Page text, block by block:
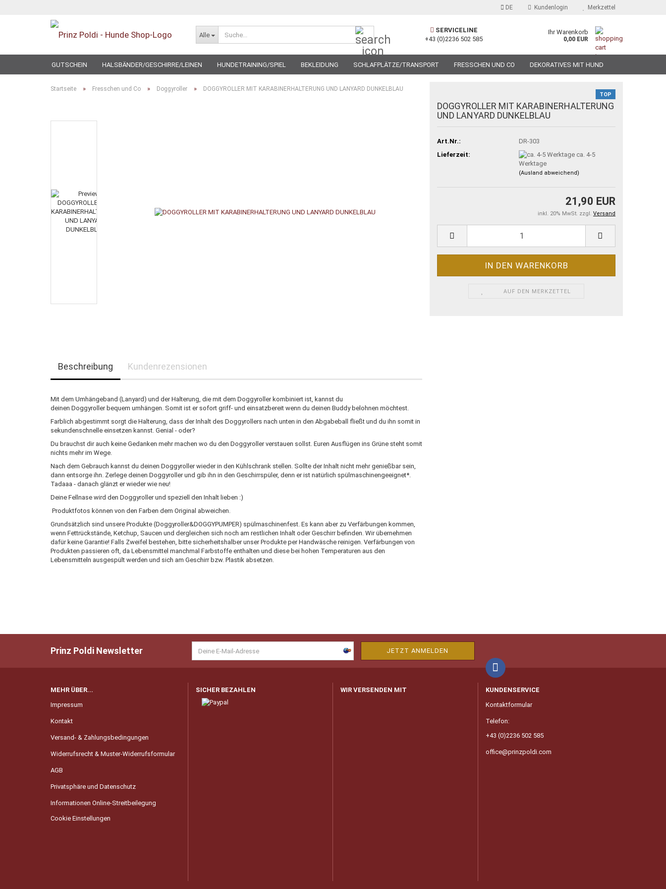
DE Kundenlogin Merkzettel
Alle
SERVICELINE
+43 (0)2236 502 585
Ihr Warenkorb
0,00 EUR
GUTSCHEIN HALSBÄNDER/GESCHIRRE/LEINEN HUNDETRAINING/SPIEL BEKLEIDUNG SCHLAFPLÄTZE/TRANSPORT FRESSCHEN UND CO DEKORATIVES MIT HUND
SPECIAL
Startseite » Fresschen und Co » Doggyroller » DOGGYROLLER MIT KARABINERHALTERUNG UND LANYARD DUNKELBLAU
TOP
DOGGYROLLER MIT KARABINERHALTERUNG
UND LANYARD DUNKELBLAU
Art.Nr.:
DR-303
Lieferzeit:
ca. 4-5
Werktage
(Ausland abweichend)
21,90 EUR
inkl. 20% MwSt. zzgl. Versand
AUF DEN MERKZETTEL
Beschreibung Kundenrezensionen
Mit dem Umhängeband (Lanyard) und der Halterung, die mit dem Doggyroller kombiniert ist, kannst du
deinen Doggyroller bequem umhängen. Somit ist er sofort griff- und einsatzbereit wenn du deinen Buddy belohnen möchtest.
Farblich abgestimmt sorgt die Halterung, dass der Inhalt des Doggyrollers nach unten in den Abgabeball fließt und du ihn somit in
sekundenschnelle einsetzen kannst. Genial - oder?
Du brauchst dir auch keine Gedanken mehr machen wo du den Doggyroller verstauen sollst. Euren Ausflügen ins Grüne steht somit
nichts mehr im Wege.
Nach dem Gebrauch kannst du deinen Doggyroller wieder in den Kühlschrank stellen. Sollte der Inhalt nicht mehr genießbar sein,
dann entsorge ihn. Zerlege deinen Doggyroller und gib ihn in den Geschirrspüler, denn er ist natürlich spülmaschinengeeignet*.
Tadaaa - danach glänzt er wieder wie neu!
Deine Fellnase wird den Doggyroller und speziell den Inhalt lieben :)
Produktfotos können von den Farben dem Original abweichen.
Grundsätzlich sind unsere Produkte (Doggyroller&DOGGYPUMPER) spülmaschinenfest. Es kann aber zu Verfärbungen kommen,
wenn Fettrückstände, Ketchup, Saucen und dergleichen sich noch am restlichen Inhalt oder Geschirr befinden. Wir übernehmen
dafür keine Garantie! Falls Zweifel bestehen, bitte sicherheitshalber unser Produkte per Handwäsche reinigen. Verfärbungen von
Produkten passieren oft, da Lebensmittel manchmal Farbstoffe enthalten und diese bei hohen Temperaturen aus den
Lebensmitteln ausgespült werden und sich am Geschirr bzw. Plastik absetzen.
Prinz Poldi Newsletter
MEHR ÜBER...
Impressum
Kontakt
Versand- & Zahlungsbedingungen
Widerrufsrecht & Muster-Widerrufsformular
AGB
Privatsphäre und Datenschutz
Informationen Online-Streitbeilegung
Cookie Einstellungen
SICHER BEZAHLEN WIR VERSENDEN MIT
KUNDENSERVICE
Kontaktformular
Telefon:
+43 (0)2236 502 585
office@prinzpoldi.com